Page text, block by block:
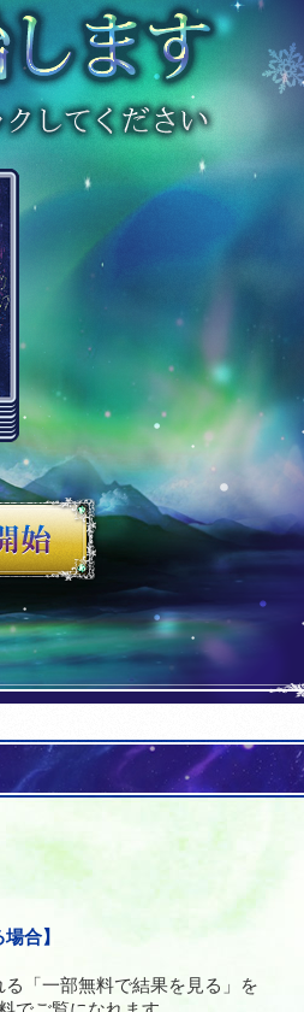
合】
る「一部無料で結果を見る」を